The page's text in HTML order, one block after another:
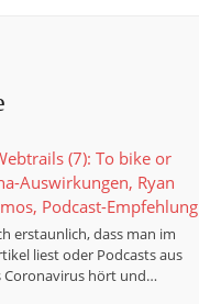
(7): To bike or
Auswirkungen, Ryan
Podcast-Empfehlung
erstaunlich, dass man im
liest oder Podcasts aus
Coronavirus hört und…